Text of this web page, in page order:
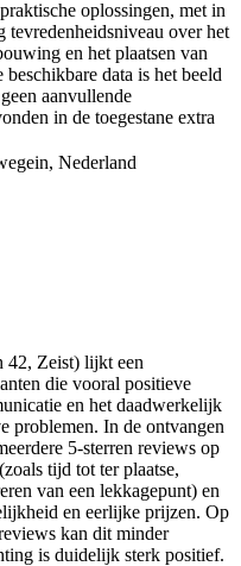
oplossingen, met in
tevredenheidsniveau over het
en het plaatsen van
data is het beeld
aanvullende
in de toegestane extra
Nederland
42, Zeist) lijkt een
die vooral positieve
en het daadwerkelijk
problemen. In de ontvangen
5-sterren reviews op
tijd tot ter plaatse,
van een lekkagepunt) en
en eerlijke prijzen. Op
kan dit minder
is duidelijk sterk positief.